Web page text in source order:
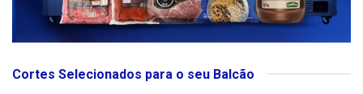
Cortes Selecionados para o seu Balcão